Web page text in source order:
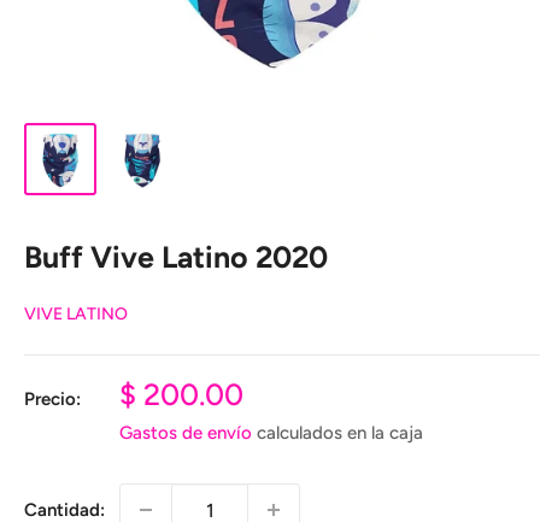
Buff Vive Latino 2020
VIVE LATINO
Precio:
Precio
de
$ 200.00
Gastos de envío calculados en la caja
Cantidad: